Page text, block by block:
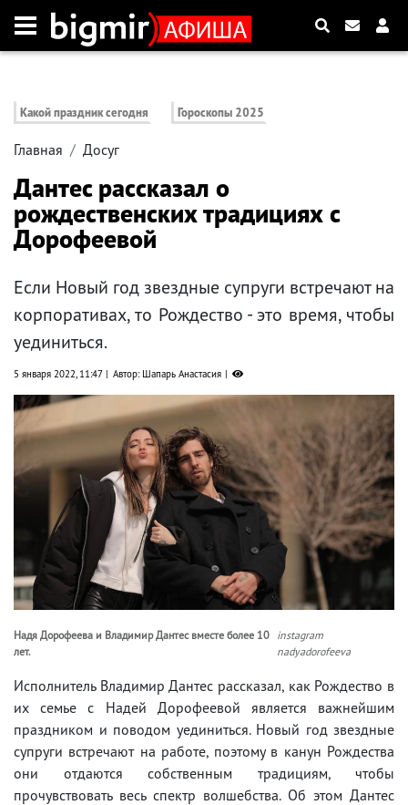
Какой праздник сегодня Гороскопы 2025
Главная Досуг
Дантес рассказал о
рождественских традициях с
Дорофеевой
Если Новый год звездные супруги встречают на
корпоративах, то Рождество - это время, чтобы
уединиться.
5 января 2022, 11:47 Автор: Шапарь Анастасия
Надя Дорофеева и Владимир Дантес вместе более 10
лет.
instagram
nadyadorofeeva
Исполнитель Владимир Дантес рассказал, как Рождество в
их семье с Надей Дорофеевой является важнейшим
праздником и поводом уединиться. Новый год звездные
супруги встречают на работе, поэтому в канун Рождества
они отдаются собственным традициям, чтобы
прочувствовать весь спектр волшебства. Об этом Дантес